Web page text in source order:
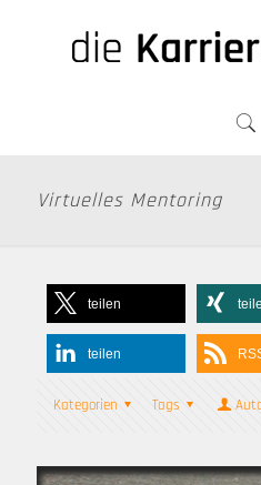
Virtuelles Mentoring
teilen
teilen
Kategorien Tags